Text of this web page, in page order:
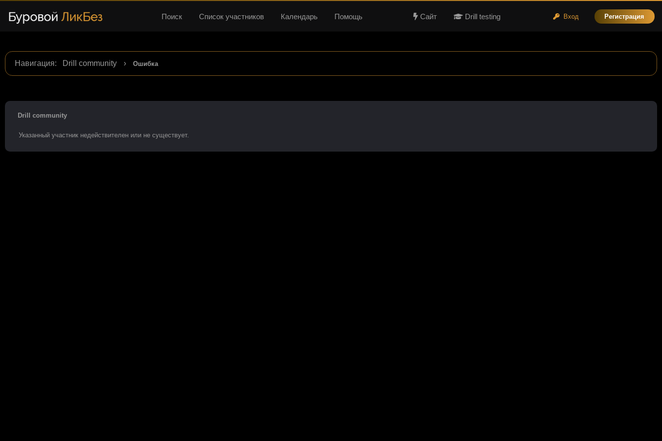
Вход Регистрация
Поиск Список участников Календарь Помощь Сайт Drill testing
Навигация: Drill community › Ошибка
Drill community
Указанный участник недействителен или не существует.